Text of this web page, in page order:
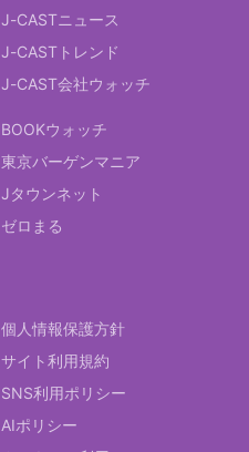
J-CASTニュース
J-CASTトレンド
J-CAST会社ウォッチ
BOOKウォッチ
東京バーゲンマニア
Jタウンネット
ゼロまる
個人情報保護方針
サイト利用規約
SNS利用ポリシー
AIポリシー